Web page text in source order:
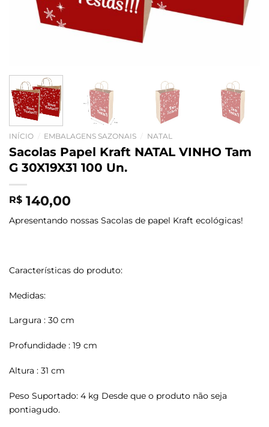
INÍCIO EMBALAGENS SAZONAIS NATAL
Sacolas Papel Kraft NATAL VINHO Tam
G 30X19X31 100 Un.
R$ 140,00
Apresentando nossas Sacolas de papel Kraft ecológicas!
Características do produto:
Medidas:
Largura : 30 cm
Profundidade : 19 cm
Altura : 31 cm
Peso Suportado: 4 kg Desde que o produto não seja
pontiagudo.